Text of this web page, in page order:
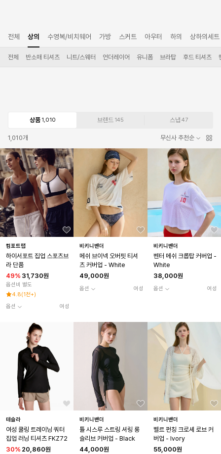
전체 상의 수영복/비치웨어 가방 스커트 아우터 하의 상하의세트
전체 반소매 티셔츠 니트/스웨터 언더레이어 유니폼 브라탑 후드 티셔츠
상품 1,010 브랜드 145 스냅 47
1,010개 무신사 추천순
컴포트랩
하이서포트 집업 스포츠브
라 단품
49% 31,730원
옵션비 별도
4.8(1천+)
옵션
여성
비키니밴더
메쉬 브이넥 오버핏 티셔
츠 커버업 - White
49,000원
옵션 여성
비키니밴더
벤터 메쉬 크롭탑 커버업 -
White
38,000원
옵션 여성
테슬라
여성 쿨링 트레이닝 쿼터
집업 러닝 티셔츠 FKZ72
30% 20,860원
비키니밴더
튤 시스루 스트링 셔링 롱
슬리브 커버업 - Black
44,000원
비키니밴더
벨르 펀칭 크로셰 로브 커
버업 - Ivory
55,000원